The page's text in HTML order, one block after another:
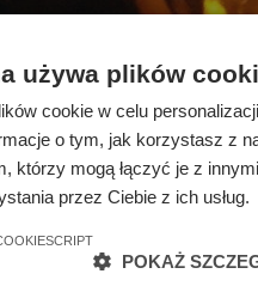
wolny
używa plików
cookie w celu
o tym, jak korzystasz z
którzy mogą łączyć je z
przez Ciebie z ich usług.
POKAŻ